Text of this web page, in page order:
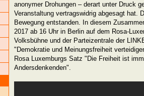
anonymer Drohungen – derart unter Druck
Veranstaltung vertragswidrig abgesagt hat.
Bewegung entstanden. In diesem
2017 ab 16 Uhr in Berlin auf dem Rosa-
Volksbühne und der Parteizentrale der
"Demokratie und Meinungsfreiheit
Rosa Luxemburgs Satz "Die Freiheit ist
Andersdenkenden".